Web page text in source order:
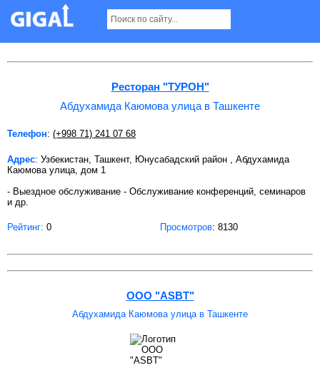
Абдухамида Каюмова улица в Ташкенте
Ресторан "ТУРОН"
Абдухамида Каюмова улица в Ташкенте
Телефон: (+998 71) 241 07 68
Адрес: Узбекистан, Ташкент, Юнусабадский район , Абдухамида
Каюмова улица, дом 1
- Выездное обслуживание - Обслуживание конференций, семинаров
и др.
Рейтинг: 0 Просмотров: 8130
OOO "ASBT"
Абдухамида Каюмова улица в Ташкенте